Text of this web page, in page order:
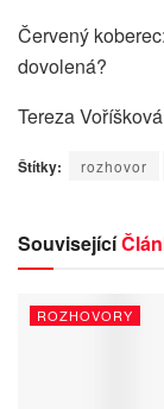
Červený
dovolená?
Tereza
Štítky: rozhovor
Související
ROZHOVORY